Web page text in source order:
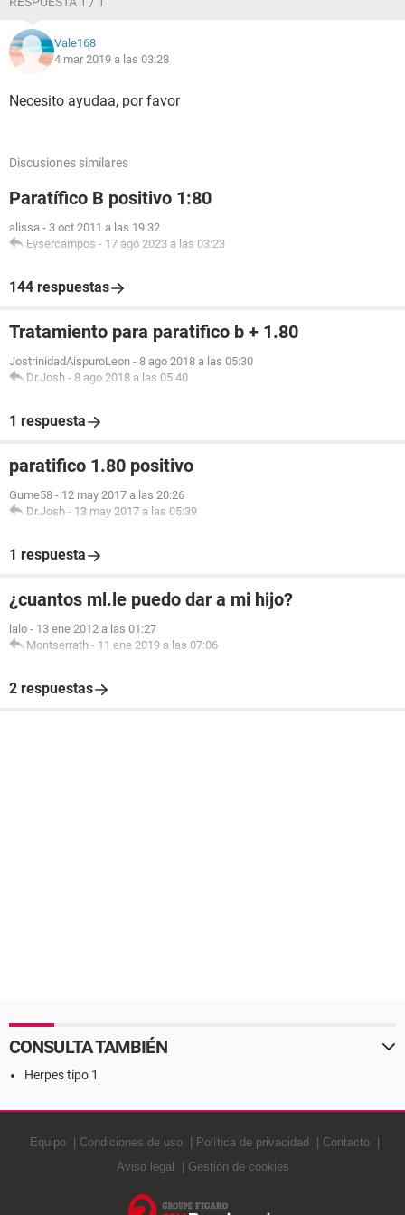
después?
Gracias de antemano.
Claritromicina de 500 mg
Y también menciono que mi último periodo comenzó el 14
de febrero y terminó el 20 de febrero de este año.
Vale168
4 mar 2019 a las 03:28
Necesito ayudaa, por favor
Discusiones similares
Paratífico B positivo 1:80
alissa - 3 oct 2011 a las 19:32
Eysercampos - 17 ago 2023 a las 03:23
144 respuestas
Tratamiento para paratifico b + 1.80
JostrinidadAispuroLeon - 8 ago 2018 a las 05:30
Dr.Josh - 8 ago 2018 a las 05:40
1 respuesta
paratifico 1.80 positivo
Gume58 - 12 may 2017 a las 20:26
Dr.Josh - 13 may 2017 a las 05:39
1 respuesta
¿cuantos ml.le puedo dar a mi hijo?
lalo - 13 ene 2012 a las 01:27
Montserrath - 11 ene 2019 a las 07:06
2 respuestas
CONSULTA TAMBIÉN
Herpes tipo 1
Equipo Condiciones de uso Política de privacidad
Contacto
Aviso legal
Gestión de cookies